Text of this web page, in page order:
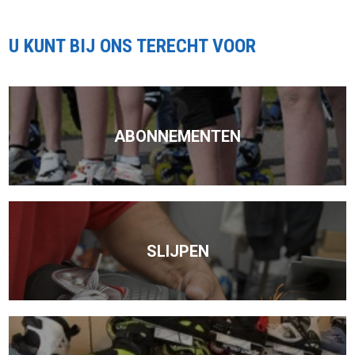
U KUNT BIJ ONS TERECHT VOOR
ABONNEMENTEN
SLIJPEN